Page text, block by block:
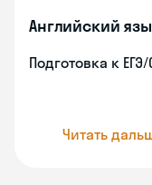
Английский
Подготовка к ЕГЭ/
Читать